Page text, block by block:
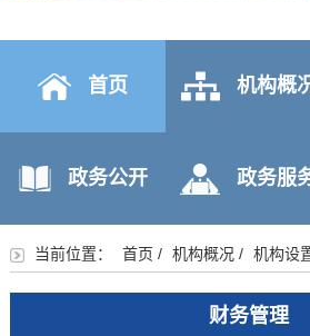
首页 机构概
政务公开 政务服
当前位置： 首页 / 机构概况 / 机构设
财务管理